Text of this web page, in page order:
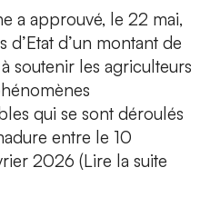
a approuvé, le 22 mai,
d’Etat d’un montant de
soutenir les agriculteurs
qui se sont déroulés
entre le 10
2026 (Lire la suite